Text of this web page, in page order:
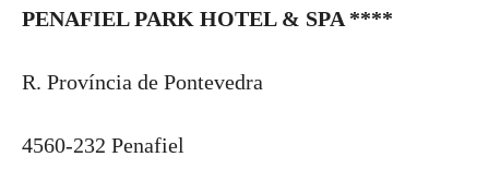
PENAFIEL PARK HOTEL & SPA ****
R. Província de Pontevedra
4560-232 Penafiel